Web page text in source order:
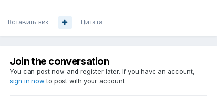
Вставить ник Цитата
Join the conversation
You can post now and register later. If you have an account,
sign in now to post with your account.